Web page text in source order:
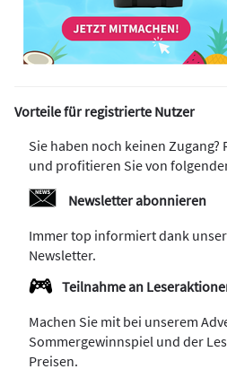
Vorteile für registrierte Nutzer
Sie haben noch keinen Zugang?
und profitieren Sie von
Newsletter abonnieren
Immer top informiert dank
Newsletter.
Teilnahme an
Machen Sie mit bei unserem
Sommergewinnspiel und der
Preisen.